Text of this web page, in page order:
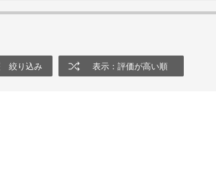
絞り込み 表示：評価が高い順